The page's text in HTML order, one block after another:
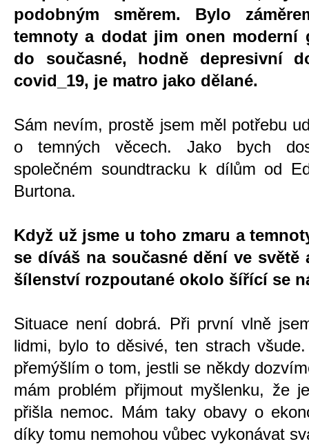
podobným směrem. Bylo
temnoty a dodat jim onen moderní
do současné, hodně depresivní
covid_19, je matro jako dělané.
Sám nevím, prostě jsem měl potřebu
o temných věcech. Jako bych
společném soundtracku k dílům od
Burtona.
Když už jsme u toho zmaru a
se díváš na současné dění ve
šílenství rozpoutané okolo šířící se
Situace není dobrá. Při první vlně
lidmi, bylo to děsivé, ten strach
přemýšlím o tom, jestli se někdy
mám problém přijmout myšlenku, že
přišla nemoc. Mám taky obavy o
díky tomu nemohou vůbec vykonávat